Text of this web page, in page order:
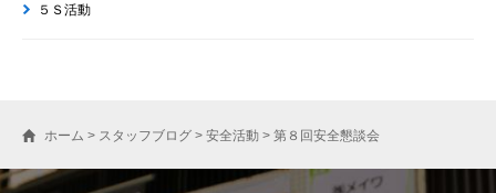
５Ｓ活動
ホーム > スタッフブログ > 安全活動 > 第８回安全懇談会